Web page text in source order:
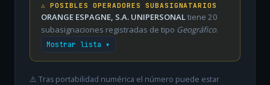
⚠️ POSIBLES OPERADORES SUBASIGNATARIOS
ORANGE ESPAGNE, S.A. UNIPERSONALtiene 20
subasignaciones registradas de tipo Geográfico.
Mostrar lista ▾
⚠️ Tras portabilidad numérica el número puede estar